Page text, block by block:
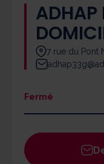
ADHAP
7 rue du Pont
Fermé
Mardi
Mercredi